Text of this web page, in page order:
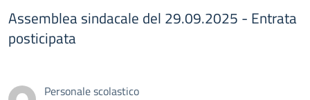
Assemblea sindacale del 29.09.2025 - Entrata
posticipata
Personale scolastico